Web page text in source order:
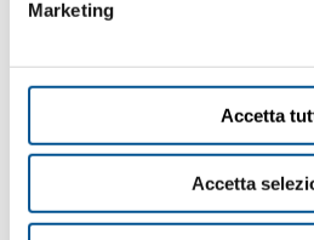
Marketing
Accetta
Accetta
Intermediate status: Reduction of
based on a quantity of 180,000